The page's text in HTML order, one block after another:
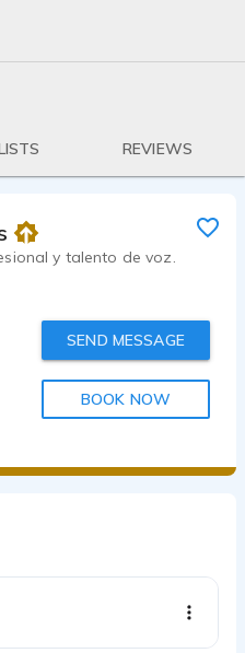
REVIEWS
y talento de voz.
SEND MESSAGE
BOOK NOW